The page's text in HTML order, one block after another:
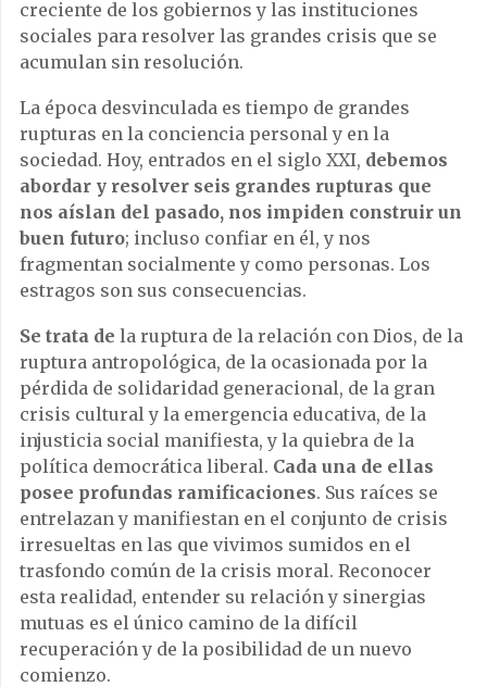
creciente de los gobiernos y las instituciones
sociales para resolver las grandes crisis que se
acumulan sin resolución.
La época desvinculada es tiempo de grandes
rupturas en la conciencia personal y en la
sociedad. Hoy, entrados en el siglo XXI, debemos
abordar y resolver seis grandes rupturas que
nos aíslan del pasado, nos impiden construir un
buen futuro; incluso confiar en él, y nos
fragmentan socialmente y como personas. Los
estragos son sus consecuencias.
Se trata de la ruptura de la relación con Dios, de la
ruptura antropológica, de la ocasionada por la
pérdida de solidaridad generacional, de la gran
crisis cultural y la emergencia educativa, de la
injusticia social manifiesta, y la quiebra de la
política democrática liberal. Cada una de ellas
posee profundas ramificaciones. Sus raíces se
entrelazan y manifiestan en el conjunto de crisis
irresueltas en las que vivimos sumidos en el
trasfondo común de la crisis moral. Reconocer
esta realidad, entender su relación y sinergias
mutuas es el único camino de la difícil
recuperación y de la posibilidad de un nuevo
comienzo.